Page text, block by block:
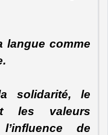
langue comme
solidarité, le
les valeurs
de